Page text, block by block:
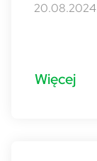
20.08.2024
Więcej